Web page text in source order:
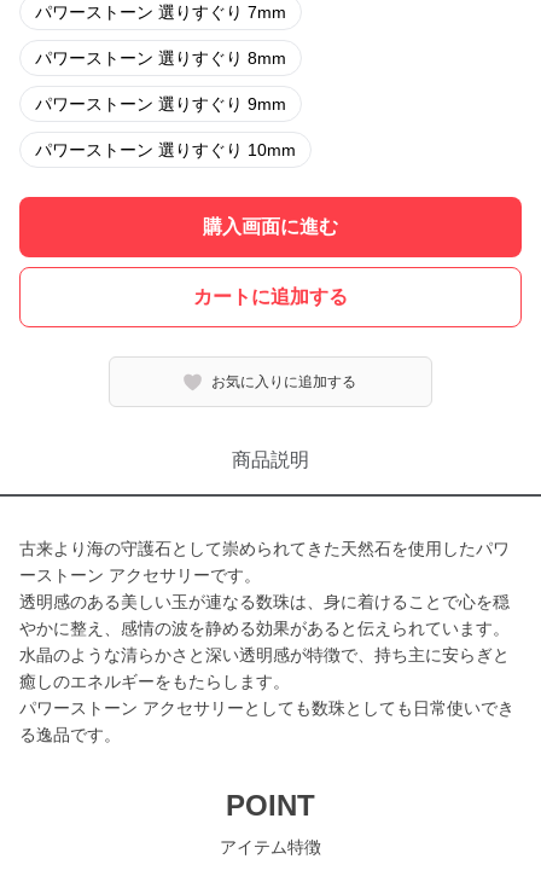
パワーストーン 選りすぐり 7mm
パワーストーン 選りすぐり 8mm
パワーストーン 選りすぐり 9mm
パワーストーン 選りすぐり 10mm
購入画面に進む
カートに追加する
お気に入りに追加する
商品説明
古来より海の守護石として崇められてきた天然石を使用したパワ
ーストーン アクセサリーです。
透明感のある美しい玉が連なる数珠は、身に着けることで心を穏
やかに整え、感情の波を静める効果があると伝えられています。
水晶のような清らかさと深い透明感が特徴で、持ち主に安らぎと
癒しのエネルギーをもたらします。
パワーストーン アクセサリーとしても数珠としても日常使いでき
る逸品です。
POINT
アイテム特徴